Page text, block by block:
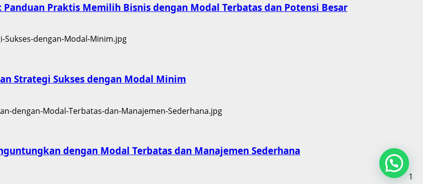
Praktis Memilih Bisnis dengan Modal Terbatas dan Potensi Besar
Strategi Sukses dengan Modal Minim
dengan Modal Terbatas dan Manajemen Sederhana
1